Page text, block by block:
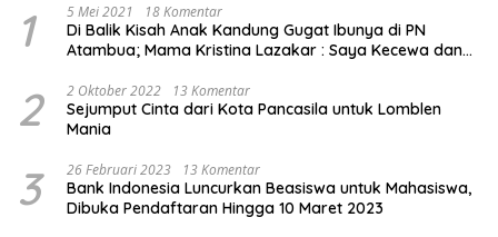
1 5 Mei 2021 18 Komentar
Di Balik Kisah Anak Kandung Gugat Ibunya di PN
Atambua; Mama Kristina Lazakar : Saya Kecewa dan
2 2 Oktober 2022 13 Komentar
Sejumput Cinta dari Kota Pancasila untuk Lomblen
Mania
3 26 Februari 2023 13 Komentar
Bank Indonesia Luncurkan Beasiswa untuk Mahasiswa,
Dibuka Pendaftaran Hingga 10 Maret 2023